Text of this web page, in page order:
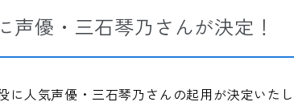
声優・三石琴乃さんが決定！
に人気声優・三石琴乃さんの起用が決定いたし